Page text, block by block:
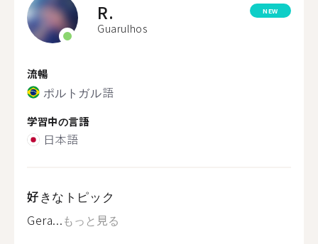
R.
Guarulhos
NEW
流暢
ポルトガル語
学習中の言語
日本語
好きなトピック
Gera...もっと見る